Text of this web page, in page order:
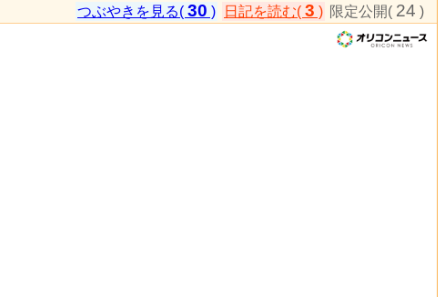
つぶやきを見る( 30 ) 日記を読む( 3 ) 限定公開( 24 )